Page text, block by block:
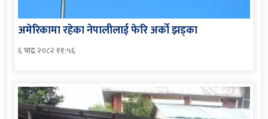
अमेरिकामा रहेका नेपालीलाई फेरि अर्को झड्का
६ भाद्र २०८२ ११:५६